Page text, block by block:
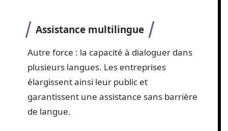
Assistance multilingue
Autre force : la capacité à dialoguer dans
plusieurs langues. Les entreprises
élargissent ainsi leur public et
garantissent une assistance sans barrière
de langue.